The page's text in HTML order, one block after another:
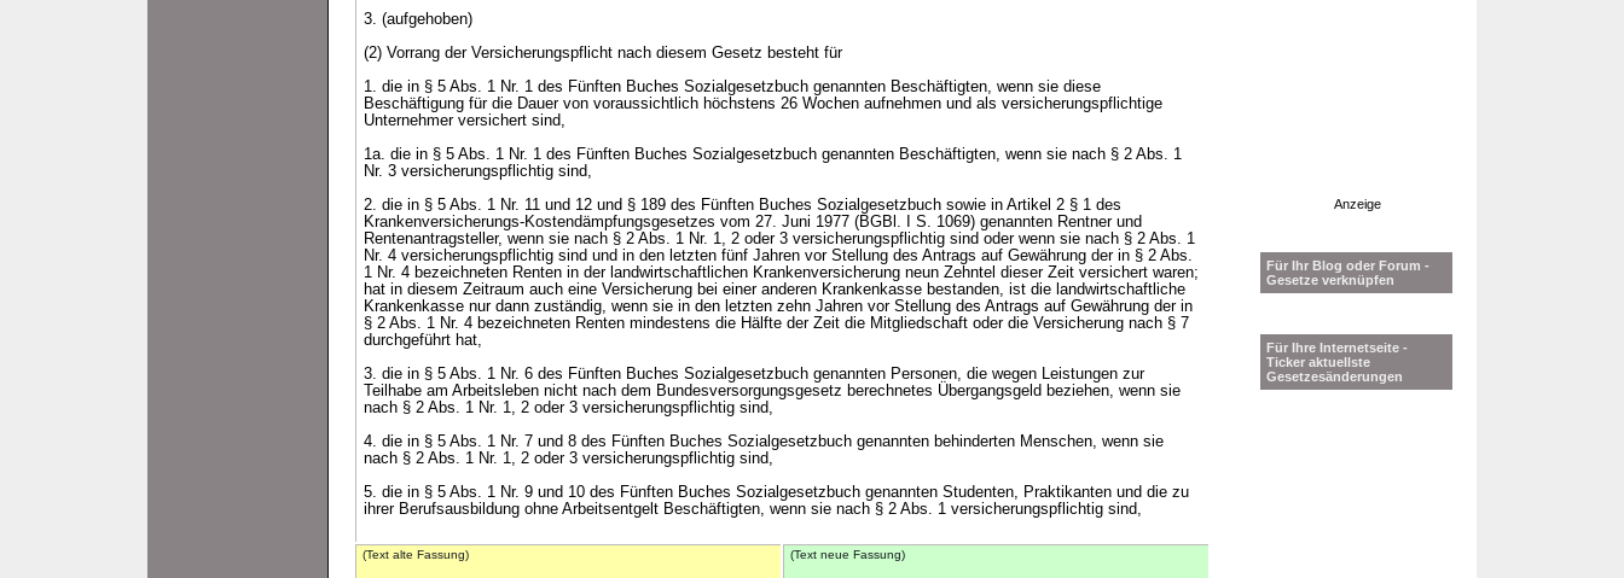
3. (aufgehoben)
(2) Vorrang der Versicherungspflicht nach diesem Gesetz besteht für
1. die in § 5 Abs. 1 Nr. 1 des Fünften Buches Sozialgesetzbuch genannten Beschäftigten, wenn sie diese
Beschäftigung für die Dauer von voraussichtlich höchstens 26 Wochen aufnehmen und als versicherungspflichtige
Unternehmer versichert sind,
1a. die in § 5 Abs. 1 Nr. 1 des Fünften Buches Sozialgesetzbuch genannten Beschäftigten, wenn sie nach § 2 Abs. 1
Nr. 3 versicherungspflichtig sind,
2. die in § 5 Abs. 1 Nr. 11 und 12 und § 189 des Fünften Buches Sozialgesetzbuch sowie in Artikel 2 § 1 des
Krankenversicherungs-Kostendämpfungsgesetzes vom 27. Juni 1977 (BGBl. I S. 1069) genannten Rentner und
Rentenantragsteller, wenn sie nach § 2 Abs. 1 Nr. 1, 2 oder 3 versicherungspflichtig sind oder wenn sie nach § 2 Abs. 1
Nr. 4 versicherungspflichtig sind und in den letzten fünf Jahren vor Stellung des Antrags auf Gewährung der in § 2 Abs.
1 Nr. 4 bezeichneten Renten in der landwirtschaftlichen Krankenversicherung neun Zehntel dieser Zeit versichert waren;
hat in diesem Zeitraum auch eine Versicherung bei einer anderen Krankenkasse bestanden, ist die landwirtschaftliche
Krankenkasse nur dann zuständig, wenn sie in den letzten zehn Jahren vor Stellung des Antrags auf Gewährung der in
§ 2 Abs. 1 Nr. 4 bezeichneten Renten mindestens die Hälfte der Zeit die Mitgliedschaft oder die Versicherung nach § 7
durchgeführt hat,
3. die in § 5 Abs. 1 Nr. 6 des Fünften Buches Sozialgesetzbuch genannten Personen, die wegen Leistungen zur
Teilhabe am Arbeitsleben nicht nach dem Bundesversorgungsgesetz berechnetes Übergangsgeld beziehen, wenn sie
nach § 2 Abs. 1 Nr. 1, 2 oder 3 versicherungspflichtig sind,
4. die in § 5 Abs. 1 Nr. 7 und 8 des Fünften Buches Sozialgesetzbuch genannten behinderten Menschen, wenn sie
nach § 2 Abs. 1 Nr. 1, 2 oder 3 versicherungspflichtig sind,
5. die in § 5 Abs. 1 Nr. 9 und 10 des Fünften Buches Sozialgesetzbuch genannten Studenten, Praktikanten und die zu
ihrer Berufsausbildung ohne Arbeitsentgelt Beschäftigten, wenn sie nach § 2 Abs. 1 versicherungspflichtig sind,
(Text alte Fassung) (Text neue Fassung)
Anzeige
Für Ihr Blog oder Forum -
Gesetze verknüpfen
Für Ihre Internetseite -
Ticker aktuellste
Gesetzesänderungen